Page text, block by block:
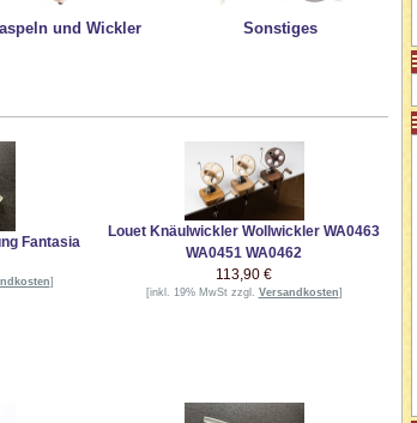
und Wickler Sonstiges
Fantasia
]
Louet Knäulwickler Wollwickler WA0463
WA0451 WA0462
113,90 €
[inkl. 19% MwSt zzgl. Versandkosten]